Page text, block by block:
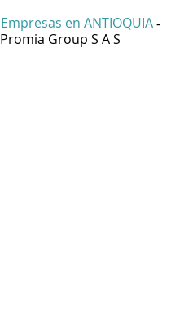
Empresas en ANTIOQUIA -
Promia Group S A S